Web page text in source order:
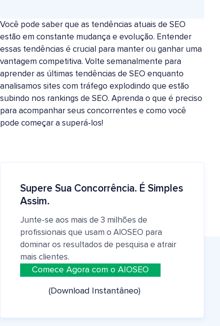
Você pode saber que as tendências atuais de SEO
estão em constante mudança e evolução. Entender
essas tendências é crucial para manter ou ganhar uma
vantagem competitiva. Volte semanalmente para
aprender as últimas tendências de SEO enquanto
analisamos sites com tráfego explodindo que estão
subindo nos rankings de SEO. Aprenda o que é preciso
para acompanhar seus concorrentes e como você
pode começar a superá-los!
Supere Sua Concorrência. É Simples
Assim.
Junte-se aos mais de 3 milhões de
profissionais que usam o AIOSEO para
dominar os resultados de pesquisa e atrair
mais clientes.
Comece Agora com o AIOSEO
(Download Instantâneo)